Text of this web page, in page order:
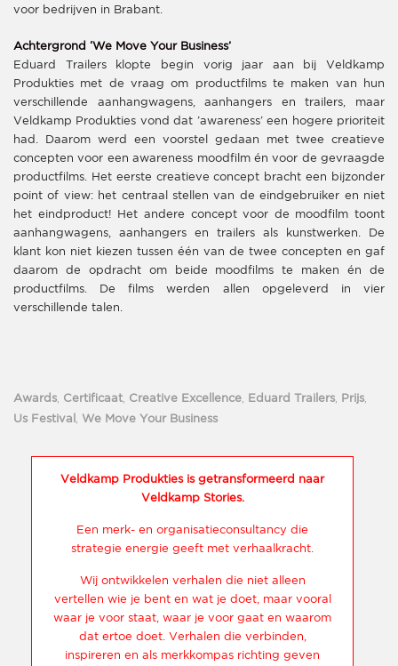
voor bedrijven in Brabant.​
Achtergrond ‘We Move Your Business​’​
Eduard Trailers klopte ​begin vorig jaar ​aan bij Veldkamp
Produkties met de vraag om productfilms te maken van​ hun​
verschillende ​aanhangwagens, aanhangers en trailers​, maar
Veldkamp Produkties vond ​dat ​’awareness’ een ​hogere prioriteit​
had​. ​D​aarom ​werd ​een voorstel ​gedaan met twee creatieve
concepten voor een ​awareness moodfilm én voor ​de gevraagde
​productfilms. Het eerste creatieve concept bracht een bijzonder
point of view: ​het centraal stellen van ​de eindgebruiker en niet
het eindproduct! Het andere concept voor de moodfilm toont
aanhang​wagens, aanhangers en trailers​ als kunstwerken. De
klant kon niet kiezen tussen één van de twee concepten en gaf
daarom de opdracht om beide moodfilms te maken én ​de​
productfilms. De films werden allen opgeleverd in vier
verschillende talen.
Awards Certificaat Creative Excellence Eduard Trailers Prijs
Us Festival We Move Your Business
Veldkamp Produkties is getransformeerd naar
Veldkamp Stories.
Een merk- en organisatieconsultancy die
strategie energie geeft met verhaalkracht.
Wij ontwikkelen verhalen die niet alleen
vertellen wie je bent en wat je doet, maar vooral
waar je voor staat, waar je voor gaat en waarom
dat ertoe doet. Verhalen die verbinden,
inspireren en als merkkompas richting geven